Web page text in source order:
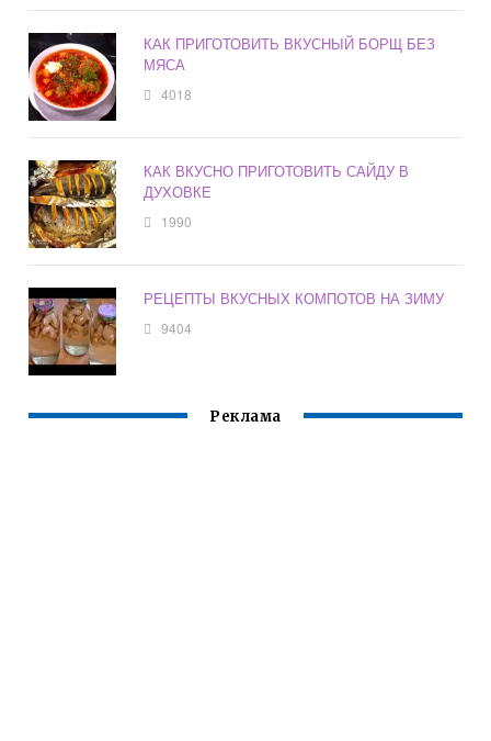
КАК ПРИГОТОВИТЬ ВКУСНЫЙ БОРЩ БЕЗ
МЯСА
4018
КАК ВКУСНО ПРИГОТОВИТЬ САЙДУ В
ДУХОВКЕ
1990
РЕЦЕПТЫ ВКУСНЫХ КОМПОТОВ НА ЗИМУ
9404
Реклама